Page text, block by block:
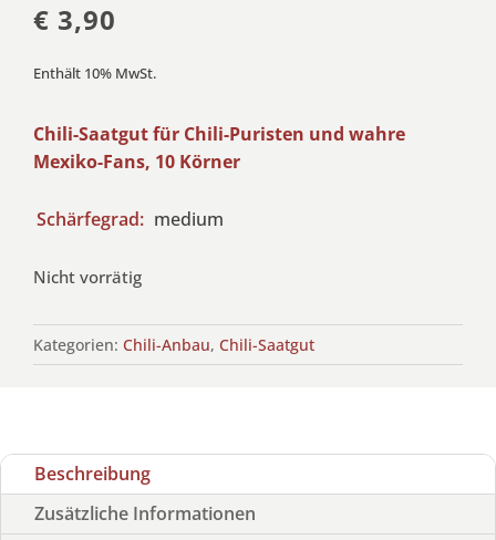
€ 3,90
Enthält 10% MwSt.
Chili-Saatgut für Chili-Puristen und wahre
Mexiko-Fans, 10 Körner
Schärfegrad: medium
Nicht vorrätig
Kategorien: Chili-Anbau, Chili-Saatgut
Beschreibung
Zusätzliche Informationen